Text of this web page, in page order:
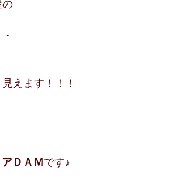
の
えます！！！
ＤＡＭ です♪